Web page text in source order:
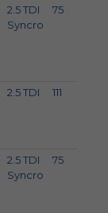
2.5 TDI
Syncro
75
2.5 TDI 111
2.5 TDI
Syncro
75